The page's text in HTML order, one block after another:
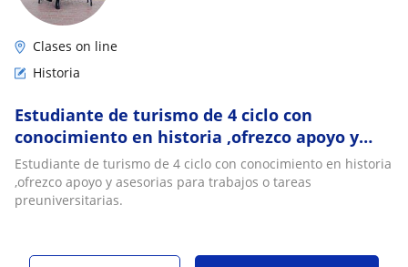
Clases on line
Historia
Estudiante de turismo de 4 ciclo con
conocimiento en historia ,ofrezco apoyo y
asesorias para trabajos o tareas
preuniversitarias
Estudiante de turismo de 4 ciclo con conocimiento en historia
,ofrezco apoyo y asesorias para trabajos o tareas
preuniversitarias.